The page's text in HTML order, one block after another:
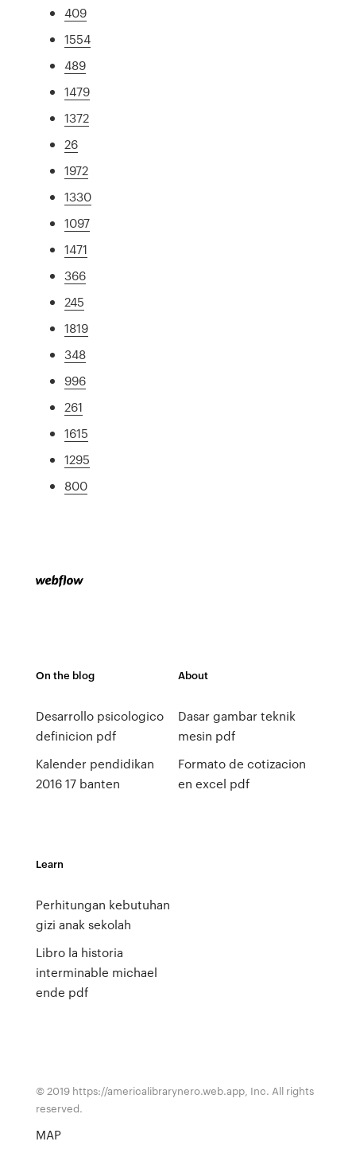
409
1554
489
1479
1372
26
1972
1330
1097
1471
366
245
1819
348
996
261
1615
1295
800
On the blog
Desarrollo psicologico
definicion pdf
Kalender pendidikan
2016 17 banten
About
Dasar gambar teknik
mesin pdf
Formato de cotizacion
en excel pdf
Learn
Perhitungan kebutuhan
gizi anak sekolah
Libro la historia
interminable michael
ende pdf
© 2019 https://americalibrarynero.web.app, Inc. All rights
reserved.
MAP